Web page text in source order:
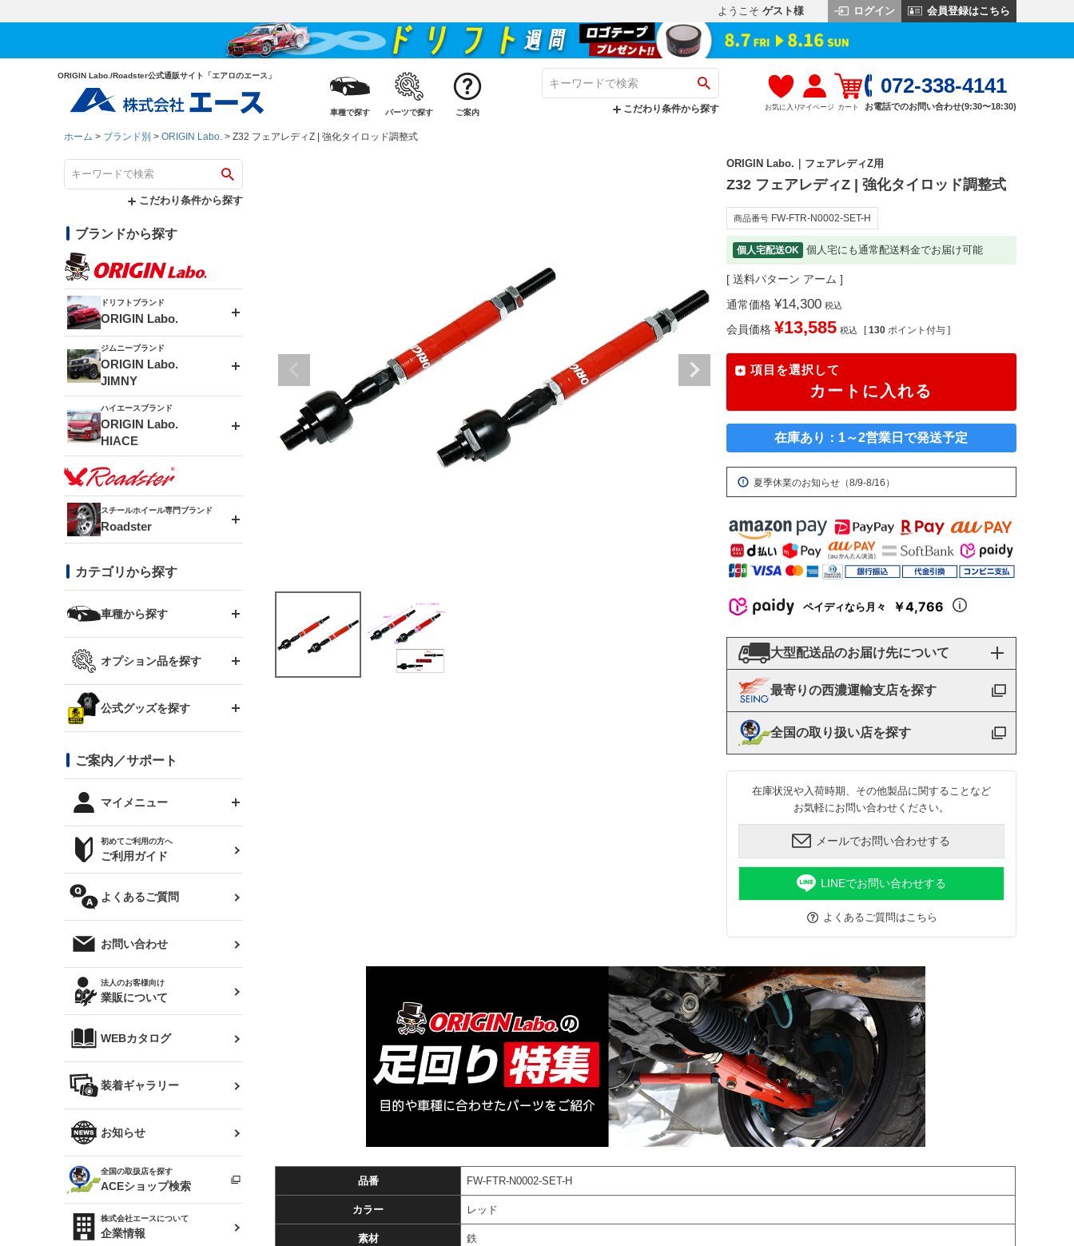
ようこそ ゲスト様 ログイン 会員登録はこちら
ORIGIN Labo./Roadster公式通販サイト「エアロのエース」
車種で探す パーツで探す ご案内 こだわり条件から探す お気に入りマイページ カート
072-338-4141
お電話でのお問い合わせ(9:30〜18:30)
ホーム ブランド別 ORIGIN Labo. Z32 フェアレディZ | 強化タイロッド調整式
こだわり条件から探す
ブランドから探す
ドリフトブランド
ORIGIN Labo.
エアロシリーズ
ドリフトライン
風神(180SX)
雷神(S15)
龍神(チェイサー)
レーシングライン
アタックライン
ストリームライン
スタイリッシュライン
フロントフェンダー
リアフェンダー
ブラッシュフェンダー
コンバットアイ
GTウイング
リアウイング
ルーフウイング
ボンネット
カナード
外装・補修パーツ
オリジンアーム(足回り)
レンズ
マフラー
ジムニーブランド
ORIGIN Labo.
JIMNY
アルミホイール
MUD-ZEUS
アルミホイール
MUD-SR7
MUD-S7
ボンネット
フェンダー
サイドパーツ
リアウイング
リアゲート
メンテナンスパーツ
ハイエースブランド
ORIGIN Labo.
HIACE
エアロシリーズ
LUX MODEL SP
LUX MODEL
RUGGER MODEL
GROUND MODEL
PHANTOM LIP
DTM:exclusive
オーバーフェンダー
リアウイング
スムージングバンパー
ワイパーガード
内装パーツ
スチールホイール専門ブランド
Roadster
DAYTONA-RS
DAYTONA-RS NEO
まつど家 鉄漢
まつど家 鉄心
まつど家 鉄八
カテゴリから探す
車種から探す
トヨタ
JZX110 マークⅡ
ハイエース
レビン
トレノ
マークX
クラウン
クラウンマジェスタ
アリスト
ソアラ
アルテッツァ
プロボックス
RAV4
シルビア S13
シルビア S14 前期
シルビア S15
180SX
ワンビア
Z32 フェアレディZ
R34 スカイライン
スカイライン
（ER34/R33/ECR33/R32）
キャラバン
スズキ
RX-7
スバル
BRZ
レクサス
三菱
デリカ D:5
軽自動車
汎用
オプション品を探す
GTウイング用ラダー
コンバットアイ用ライト
オプションタイヤ
サマータイヤ
ジムニー用タイヤ
ハイエース・バン用タイ
ホイールナット
公式グッズを探す
ステッカー
トップス(半袖)
トップス(長袖)
パーカー
オーバーオール(つなぎ)
タオル
帽子
バッグ
ファッション小物
雑貨・ステーショナリー
ベビー用品
ご案内／サポート
マイメニュー
ログインする
お気に入りリスト
クーポンを見る
閲覧履歴
ニュースレターお申し込み
初めてご利用の方へ
ご利用ガイド
よくあるご質問
お問い合わせ
法人のお客様向け
業販について
WEBカタログ
装着ギャラリー
お知らせ
全国の取扱店を探す
ACEショップ検索
株式会社エースについて
企業情報
ORIGIN Labo.｜フェアレディZ用
Z32 フェアレディZ | 強化タイロッド調整式
商品番号 FW-FTR-N0002-SET-H
個人宅配送OK 個人宅にも通常配送料金でお届け可能
送料パターン アーム
通常価格 ¥14,300 税込
会員価格 ¥13,585 税込 [ 130 ポイント付与 ]
項目を選択して
カートに入れる
在庫あり：1～2営業日で発送予定
夏季休業のお知らせ（8/9-8/16）
ペイディなら月々 ￥4,766
大型配送品のお届け先について
最寄りの西濃運輸支店を探す
全国の取り扱い店を探す
在庫状況や入荷時期、その他製品に関することなど
お気軽にお問い合わせください。
メールでお問い合わせする
LINEでお問い合わせする
よくあるご質問はこちら
品番 FW-FTR-N0002-SET-H
カラー レッド
素材 鉄